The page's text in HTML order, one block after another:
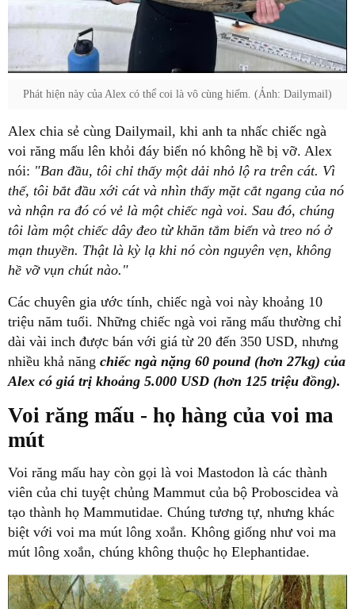
Phát hiện này của Alex có thể coi là vô cùng hiếm. (Ảnh: Dailymail)
Alex chia sẻ cùng Dailymail, khi anh ta nhấc chiếc ngà
voi răng mấu lên khỏi đáy biển nó không hề bị vỡ. Alex
nói: "Ban đầu, tôi chỉ thấy một dải nhỏ lộ ra trên cát. Vì
thế, tôi bắt đầu xới cát và nhìn thấy mặt cắt ngang của nó
và nhận ra đó có vẻ là một chiếc ngà voi. Sau đó, chúng
tôi làm một chiếc dây đeo từ khăn tắm biển và treo nó ở
mạn thuyền. Thật là kỳ lạ khi nó còn nguyên vẹn, không
hề vỡ vụn chút nào."
Các chuyên gia ước tính, chiếc ngà voi này khoảng 10
triệu năm tuổi. Những chiếc ngà voi răng mấu thường chỉ
dài vài inch được bán với giá từ 20 đến 350 USD, nhưng
nhiều khả năng chiếc ngà nặng 60 pound (hơn 27kg) của
Alex có giá trị khoảng 5.000 USD (hơn 125 triệu đồng).
Voi răng mấu - họ hàng của voi ma
mút
Voi răng mấu hay còn gọi là voi Mastodon là các thành
viên của chi tuyệt chủng Mammut của bộ Proboscidea và
tạo thành họ Mammutidae. Chúng tương tự, nhưng khác
biệt với voi ma mút lông xoắn. Không giống như voi ma
mút lông xoắn, chúng không thuộc họ Elephantidae.